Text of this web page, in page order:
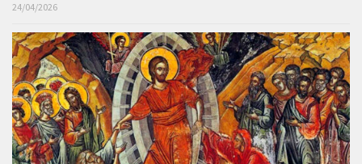
24/04/2026